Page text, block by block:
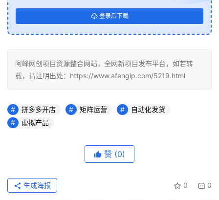
登录后下载
阿峰网创项目资源整合网站，全网新项目发布平台，如若转
载，请注明出处：https://www.afengip.com/5219.html
拼多多开店 矩阵运营
自动化发货
虚拟产品
赞 (0)
0 0
生成海报